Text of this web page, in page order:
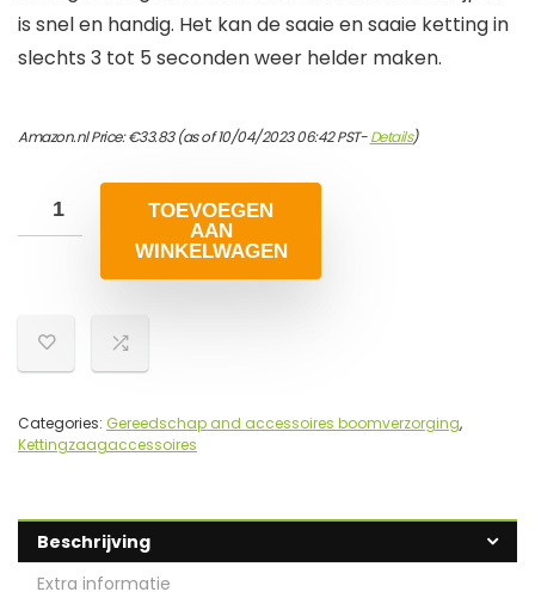
is snel en handig. Het kan de saaie en saaie ketting in
slechts 3 tot 5 seconden weer helder maken.
Amazon.nl Price:€33.83(as of 10/04/2023 06:42 PST-Details)
TOEVOEGEN
AAN
WINKELWAGEN
Categories: Gereedschap and accessoires boomverzorging,
Kettingzaagaccessoires
Beschrijving
Extra informatie